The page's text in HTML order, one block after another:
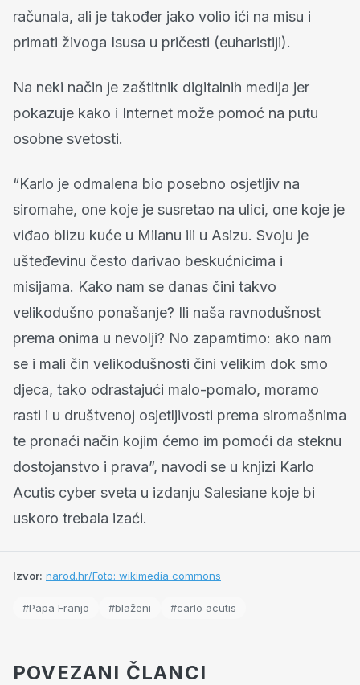
računala, ali je također jako volio ići na misu i
primati živoga Isusa u pričesti (euharistiji).
Na neki način je zaštitnik digitalnih medija jer
pokazuje kako i Internet može pomoć na putu
osobne svetosti.
“Karlo je odmalena bio posebno osjetljiv na
siromahe, one koje je susretao na ulici, one koje je
viđao blizu kuće u Milanu ili u Asizu. Svoju je
ušteđevinu često darivao beskućnicima i
misijama. Kako nam se danas čini takvo
velikodušno ponašanje? Ili naša ravnodušnost
prema onima u nevolji? No zapamtimo: ako nam
se i mali čin velikodušnosti čini velikim dok smo
djeca, tako odrastajući malo-pomalo, moramo
rasti i u društvenoj osjetljivosti prema siromašnima
te pronaći način kojim ćemo im pomoći da steknu
dostojanstvo i prava”, navodi se u knjizi Karlo
Acutis cyber sveta u izdanju Salesiane koje bi
uskoro trebala izaći.
Izvor: narod.hr/Foto: wikimedia commons
#Papa Franjo #blaženi #carlo acutis
POVEZANI ČLANCI